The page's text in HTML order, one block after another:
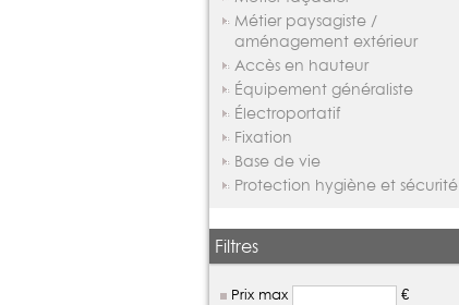
Métier paysagiste /
aménagement extérieur
Accès en hauteur
Équipement généraliste
Électroportatif
Fixation
Base de vie
Protection hygiène et sécurité
Filtres
Prix max €